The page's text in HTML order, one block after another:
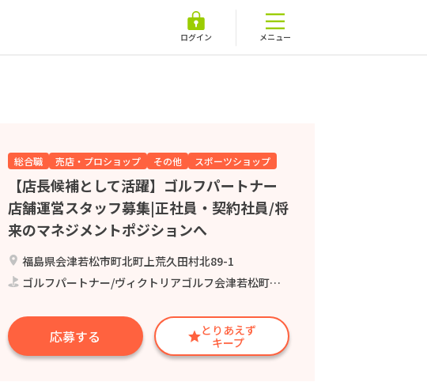
ログイン メニュー
総合職 売店・プロショップ その他 スポーツショップ
【店長候補として活躍】ゴルフパートナー
店舗運営スタッフ募集|正社員・契約社員/将
来のマネジメントポジションへ
福島県会津若松市町北町上荒久田村北89-1
ゴルフパートナー/ヴィクトリアゴルフ会津若松町北店
応募する
とりあえず
キープ